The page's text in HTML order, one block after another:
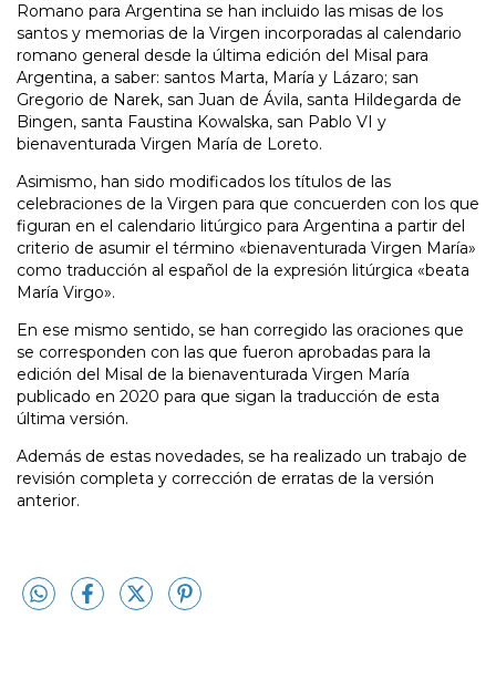
Romano para Argentina se han incluido las misas de los
santos y memorias de la Virgen incorporadas al calendario
romano general desde la última edición del Misal para
Argentina, a saber: santos Marta, María y Lázaro; san
Gregorio de Narek, san Juan de Ávila, santa Hildegarda de
Bingen, santa Faustina Kowalska, san Pablo VI y
bienaventurada Virgen María de Loreto.
Asimismo, han sido modificados los títulos de las
celebraciones de la Virgen para que concuerden con los que
figuran en el calendario litúrgico para Argentina a partir del
criterio de asumir el término «bienaventurada Virgen María»
como traducción al español de la expresión litúrgica «beata
María Virgo».
En ese mismo sentido, se han corregido las oraciones que
se corresponden con las que fueron aprobadas para la
edición del Misal de la bienaventurada Virgen María
publicado en 2020 para que sigan la traducción de esta
última versión.
Además de estas novedades, se ha realizado un trabajo de
revisión completa y corrección de erratas de la versión
anterior.